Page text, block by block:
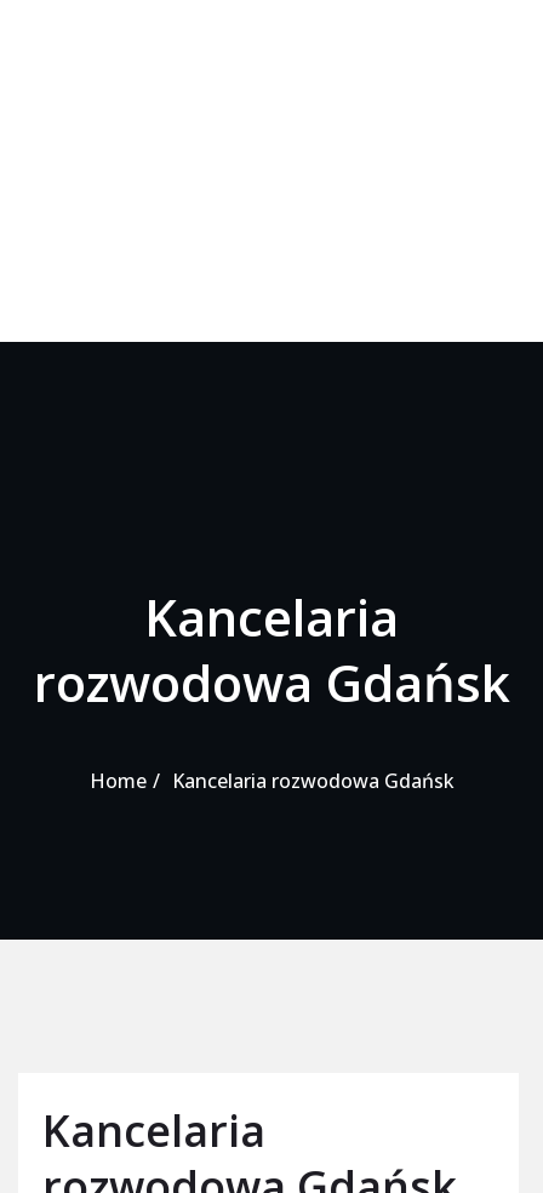
Kancelaria
rozwodowa Gdańsk
Home Kancelaria rozwodowa Gdańsk
Kancelaria